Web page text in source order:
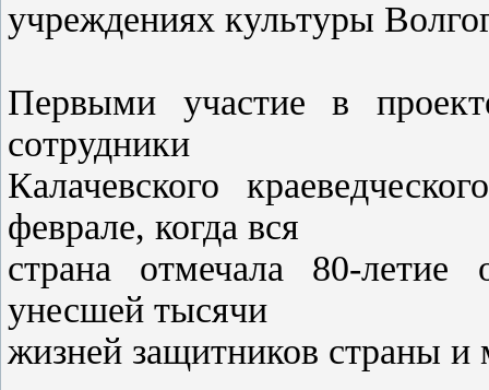
учреждениях культуры
Первыми участие в
сотрудники
Калачевского
феврале, когда вся
страна отмечала 80-летие
унесшей тысячи
жизней защитников страны